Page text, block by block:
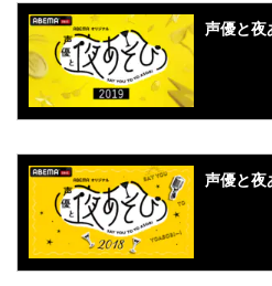
声優と
声優と夜